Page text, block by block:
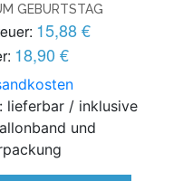
GEBURTSTAG
15,88 €
18,90 €
lieferbar / inklusive
und